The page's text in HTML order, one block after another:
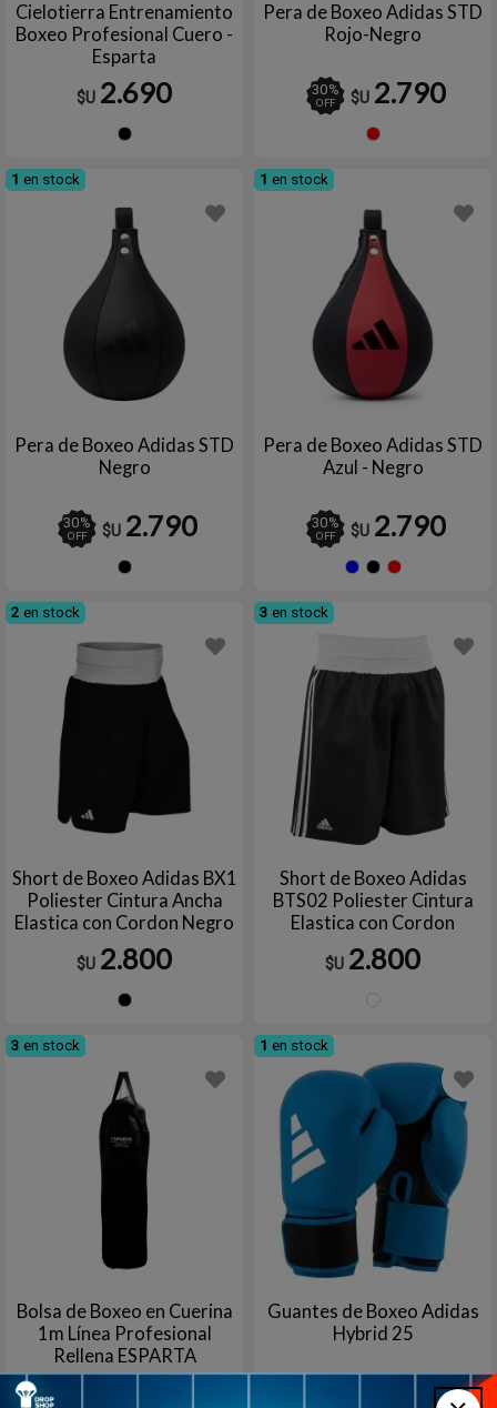
Cielotierra Entrenamiento
Boxeo Profesional Cuero -
Esparta
$U 2.690
Pera de Boxeo Adidas STD
Rojo-Negro
30%
OFF $U 2.790
1 en stock
Pera de Boxeo Adidas STD
Negro
30%
OFF $U 2.790
1 en stock
Pera de Boxeo Adidas STD
Azul - Negro
30%
OFF $U 2.790
2 en stock
Short de Boxeo Adidas BX1
Poliester Cintura Ancha
Elastica con Cordon Negro
Diseño Boxistico Clasico
Adulto
$U 2.800
3 en stock
Short de Boxeo Adidas
BTS02 Poliester Cintura
Elastica con Cordon
Negro/Blanco para
Entrenamiento y
$U 2.800
3 en stock
Bolsa de Boxeo en Cuerina
1m Línea Profesional
Rellena ESPARTA
1 en stock
Guantes de Boxeo Adidas
Hybrid 25